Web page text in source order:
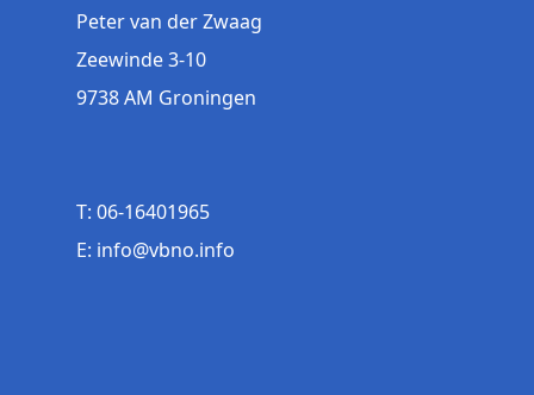
Peter van der Zwaag
Zeewinde 3-10
9738 AM Groningen
T: 06-16401965
E: info@vbno.info